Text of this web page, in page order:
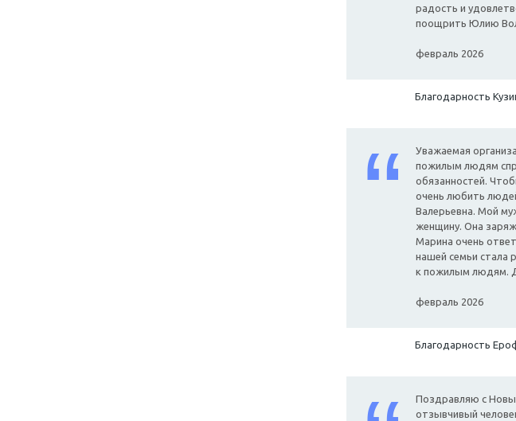
радость и
поощрить Юлию
февраль 2026
Благодарность
Уважаемая
пожилым людям
обязанностей.
очень любить
Валерьевна. Мой
женщину. Она
Марина очень
нашей семьи стала
к пожилым людям.
февраль 2026
Благодарность
Поздравляю с
отзывчивый